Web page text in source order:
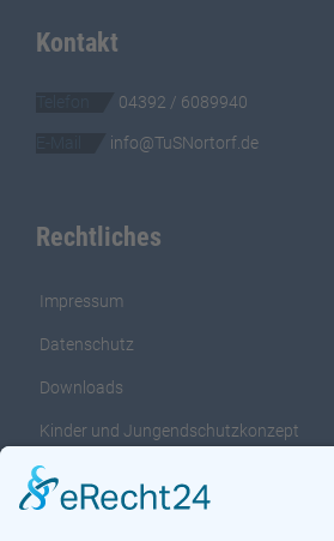
Kontakt
04392 / 6089940
info@TuSNortorf.de
Rechtliches
Impressum
Datenschutz
Downloads
Kinder und Jungendschutzkonzept
Interventionsleitfaden für das Kinder und
Jungendschutzkonzept